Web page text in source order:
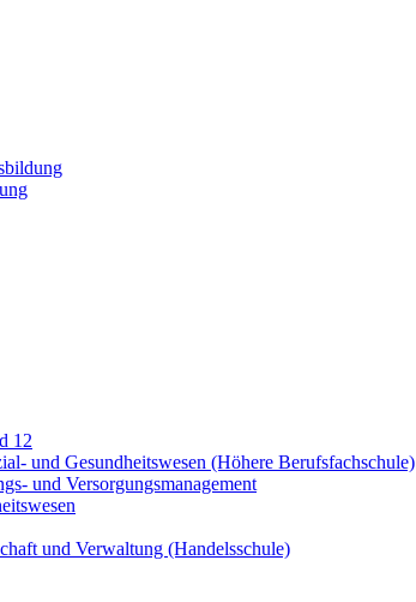
12
und Gesundheitswesen (Höhere Berufsfachschule)
und Versorgungsmanagement
und Verwaltung (Handelsschule)